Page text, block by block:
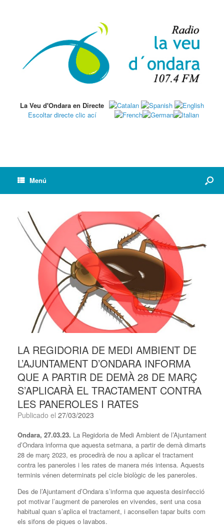
La Veu d'Ondara en Directe
Escoltar directe clic ací
Menú
LA REGIDORIA DE MEDI AMBIENT DE
L’AJUNTAMENT D’ONDARA INFORMA
QUE A PARTIR DE DEMÀ 28 DE MARÇ
S’APLICARÀ EL TRACTAMENT CONTRA
LES PANEROLES I RATES
Publicado el 27/03/2023
Ondara, 27.03.23. La Regidoria de Medi Ambient de l’Ajuntament
d’Ondara informa que aquesta setmana, a partir de demà dimarts
28 de març 2023, es procedirà de nou a aplicar el tractament
contra les paneroles i les rates de manera més intensa. Aquests
terminis vénen determinats pel cicle biològic de les paneroles.
Des de l’Ajuntament d’Ondara s’informa que aquesta desinfecció
pot motivar l’augment de paneroles en vivendes, sent una cosa
habitual quan s’aplica el tractament, i aconsellen tapar buits com
els sifons de piques o lavabos.